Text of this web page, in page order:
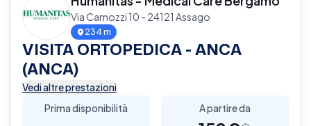
Via Camozzi 10 - 24121 Assago
234 m
VISITA ORTOPEDICA - ANCA
(ANCA)
Vedi altre prestazioni
Prima disponibilità
A partire da